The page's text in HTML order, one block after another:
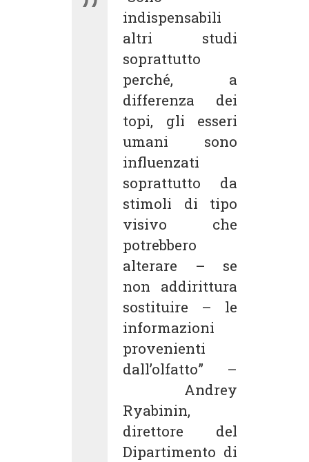
indispensabili
altri studi
soprattutto
perché, a
differenza dei
topi, gli esseri
umani sono
influenzati
soprattutto da
stimoli di tipo
visivo che
potrebbero
alterare – se
non addirittura
sostituire – le
informazioni
provenienti
dall’olfatto” –
Andrey
Ryabinin,
direttore del
Dipartimento di